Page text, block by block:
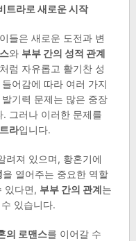
트라로 새로운 시작
들은 새로운 도전과 변
와 부부 간의 성적 관계
럼 자유롭고 활기찬 성
어감에 따라 여러 가지
기력 문제는 많은 중장
그러나 이러한 문제를
라입니다.
려져 있으며, 황혼기에
을 열어주는 중요한 역할
있다면, 부부 간의 관계는
있습니다.
의 로맨스를 이어갈 수